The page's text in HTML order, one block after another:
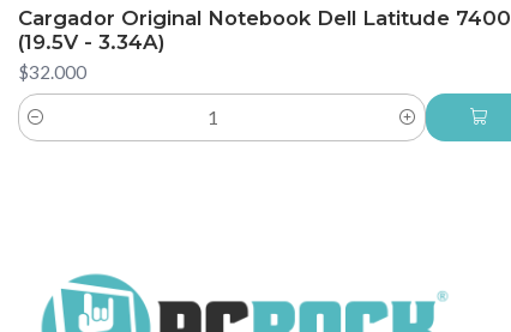
Cargador Original Notebook Dell Latitude 7400
(19.5V - 3.34A)
$32.000
Cantidad